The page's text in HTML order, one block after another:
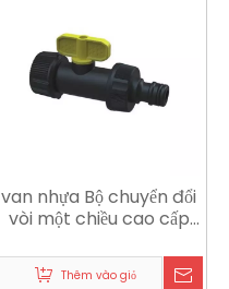
van nhựa Bộ chuyển đổi
vòi một chiều cao cấp
Thêm vào giỏ